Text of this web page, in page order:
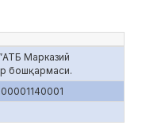
Марказий
бошқармаси.